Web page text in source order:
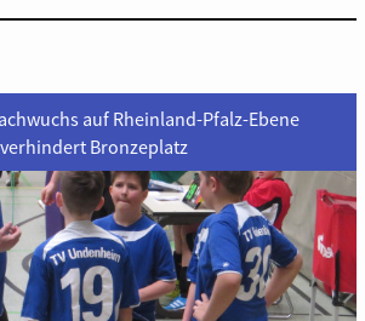
auf Rheinland-Pfalz-Ebene
Bronzeplatz